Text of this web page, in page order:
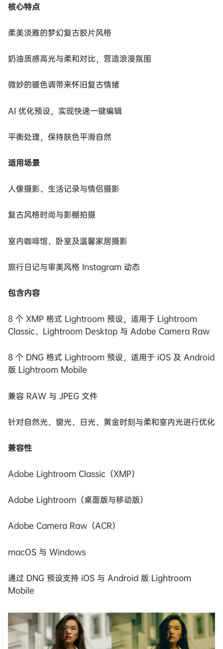
核心特点
柔美淡雅的梦幻复古胶片风格
奶油质感高光与柔和对比，营造浪漫氛围
微妙的暖色调带来怀旧复古情绪
AI 优化预设，实现快速一键编辑
平衡处理，保持肤色平滑自然
适用场景
人像摄影、生活记录与情侣摄影
复古风格时尚与影棚拍摄
室内咖啡馆、卧室及温馨家居摄影
旅行日记与审美风格 Instagram 动态
包含内容
8 个 XMP 格式 Lightroom 预设，适用于 Lightroom
Classic、Lightroom Desktop 与 Adobe Camera Raw
8 个 DNG 格式 Lightroom 预设，适用于 iOS 及 Android
版 Lightroom Mobile
兼容 RAW 与 JPEG 文件
针对自然光、窗光、日光、黄金时刻与柔和室内光进行优化
兼容性
Adobe Lightroom Classic（XMP）
Adobe Lightroom（桌面版与移动版）
Adobe Camera Raw（ACR）
macOS 与 Windows
通过 DNG 预设支持 iOS 与 Android 版 Lightroom
Mobile